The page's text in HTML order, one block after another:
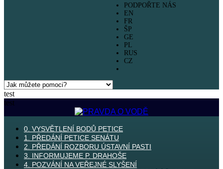
PODPOŘTE NÁS
EN
FR
ŠP
GE
PL
RUS
CZ
test
test
0. VYSVĚTLENÍ BODŮ PETICE
1. PŘEDÁNÍ PETICE SENÁTU
2. PŘEDÁNÍ ROZBORU ÚSTAVNÍ PASTI
3. INFORMUJEME P. DRAHOŠE
4. POZVÁNÍ NA VEŘEJNÉ SLYŠENÍ